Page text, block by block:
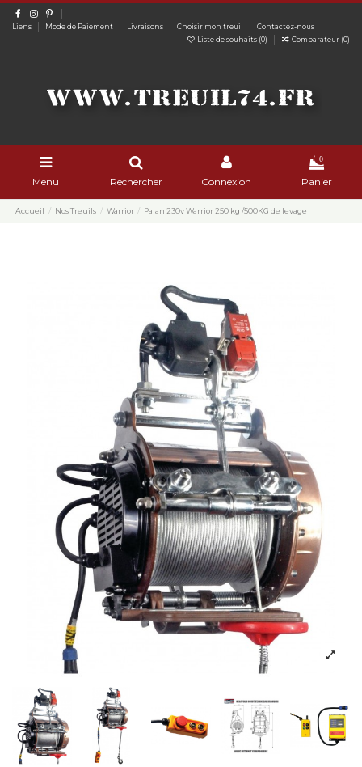
Liens Mode de Paiement Livraisons Choisir mon treuil
Contactez-nous
Liste de souhaits (0) Comparateur (0)
Menu Rechercher Connexion
0
Panier
Accueil Nos Treuils Warrior Palan 230v Warrior 250 kg /500KG de levage